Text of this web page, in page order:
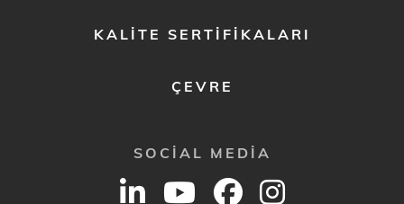
KALITE SERTIFIKALARI
ÇEVRE
SOCIAL MEDIA